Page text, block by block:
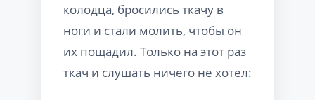
колодца, бросились ткачу в
ноги и стали молить, чтобы он
их пощадил. Только на этот раз
ткач и слушать ничего не хотел: